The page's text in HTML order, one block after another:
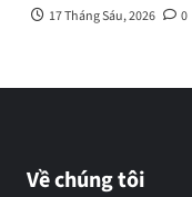
17 Tháng Sáu, 2026 0
Về chúng tôi